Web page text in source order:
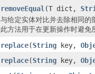
removeEqual (T dict,
与给定实体对比并去除相同的
此方法用于在更新操作时避
replace(String key,
replace(String key,